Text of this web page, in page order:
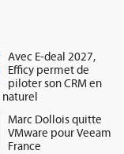
Avec E-deal 2027,
Efficy permet de
piloter son CRM en
naturel
Marc Dollois quitte
VMware pour Veeam
France